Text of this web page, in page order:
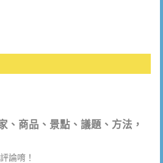
、商品、景點、議題、方法，
論唷！